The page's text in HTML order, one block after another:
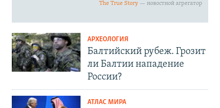
АРХЕОЛОГИЯ
Балтийский рубеж. Грозит
ли Балтии нападение
России?
АТЛАС МИРА